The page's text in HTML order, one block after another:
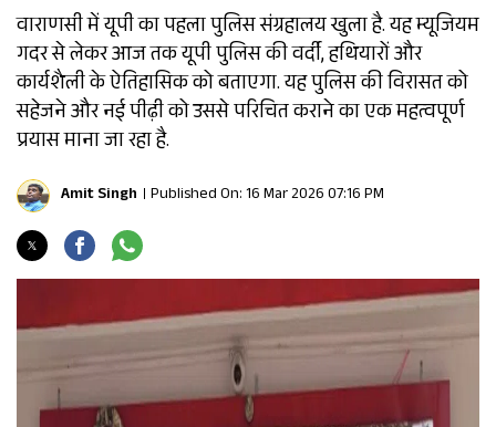
वाराणसी में यूपी का पहला पुलिस संग्रहालय खुला है. यह म्यूजियम
गदर से लेकर आज तक यूपी पुलिस की वर्दी, हथियारों और
कार्यशैली के ऐतिहासिक को बताएगा. यह पुलिस की विरासत को
सहेजने और नई पीढ़ी को उससे परिचित कराने का एक महत्वपूर्ण
प्रयास माना जा रहा है.
Amit Singh Published On: 16 Mar 2026 07:16 PM